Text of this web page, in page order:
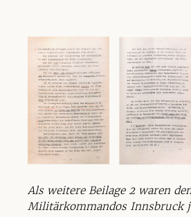
Als weitere Beilage 2 waren
Militärkommandos Innsbruck